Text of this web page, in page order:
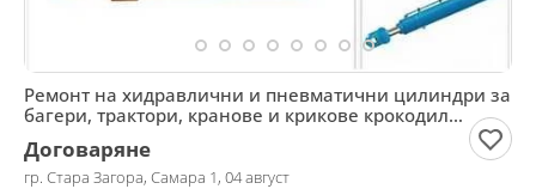
Ремонт на хидравлични и пневматични цилиндри за
багери, трактори, кранове и крикове крокодил
Договаряне
гр. Стара Загора, Самара 1, 04 август